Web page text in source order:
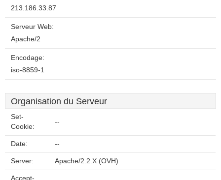
213.186.33.87
Serveur Web:
Apache/2
Encodage:
iso-8859-1
Organisation du Serveur
Set-
Cookie:
--
Date: --
Server: Apache/2.2.X (OVH)
Accept-